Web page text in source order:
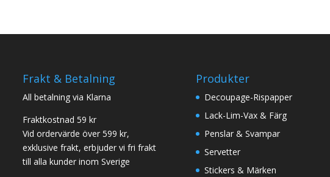
Frakt & Betalning
All betalning via Klarna
Fraktkostnad 59 kr
Vid ordervärde över 599 kr,
exklusive frakt, erbjuder vi fri frakt
till alla kunder inom Sverige
Produkter
Decoupage-Rispapper
Lack-Lim-Vax & Färg
Penslar & Svampar
Servetter
Stickers & Märken